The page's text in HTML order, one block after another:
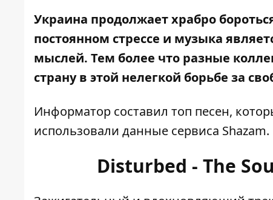
Украина продолжает храбро
постоянном стрессе и музыка
мыслей. Тем более что разные
страну в этой нелегкой борьбе за
Информатор составил топ песен,
использовали данные сервиса Shazam.
Disturbed - The